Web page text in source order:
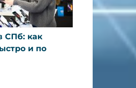
СПб: как
и по